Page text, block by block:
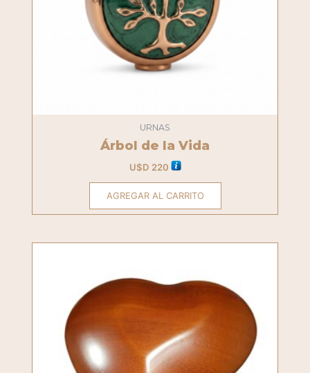
URNAS
Árbol de la Vida
U$D 220
AGREGAR AL CARRITO